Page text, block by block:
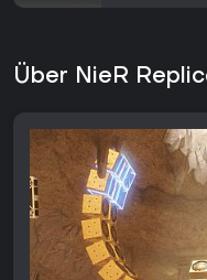
Über NieR